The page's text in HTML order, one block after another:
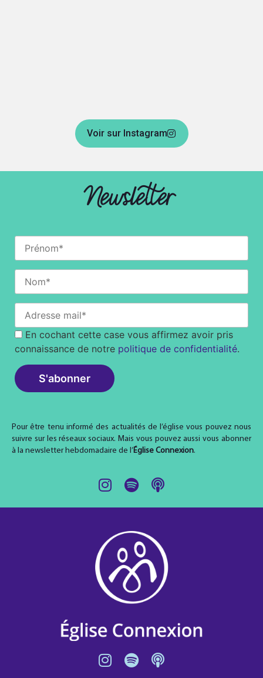
Voir sur Instagram
Pour être tenu informé des actualités de l’église vous pouvez nous
suivre sur les réseaux sociaux. Mais vous pouvez aussi vous abonner
à la newsletter hebdomadaire de l’Église Connexion.
Newsletter
En cochant cette case vous affirmez avoir pris
connaissance de notre politique de confidentialité.